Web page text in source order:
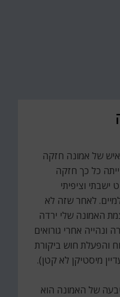
איש של אמונה חזקה
כל כך חזקה
וציפיתי
לאחר שזה לא
האמונה שלי ירדה
אחרי גורואים
והפעלת חוש ביקורת
מיסטיקן לא קטן).
של האמונה הוא